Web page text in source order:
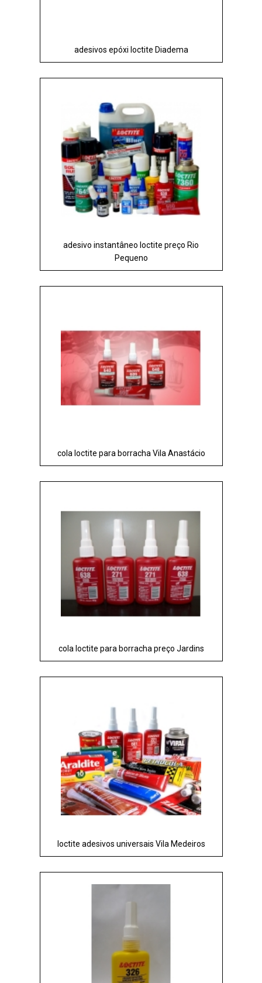
adesivos epóxi loctite Diadema
adesivo instantâneo loctite preço Rio
Pequeno
cola loctite para borracha Vila Anastácio
cola loctite para borracha preço Jardins
loctite adesivos universais Vila Medeiros